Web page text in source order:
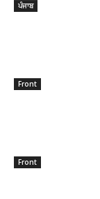
ਪੰਜਾਬ
Front
Front